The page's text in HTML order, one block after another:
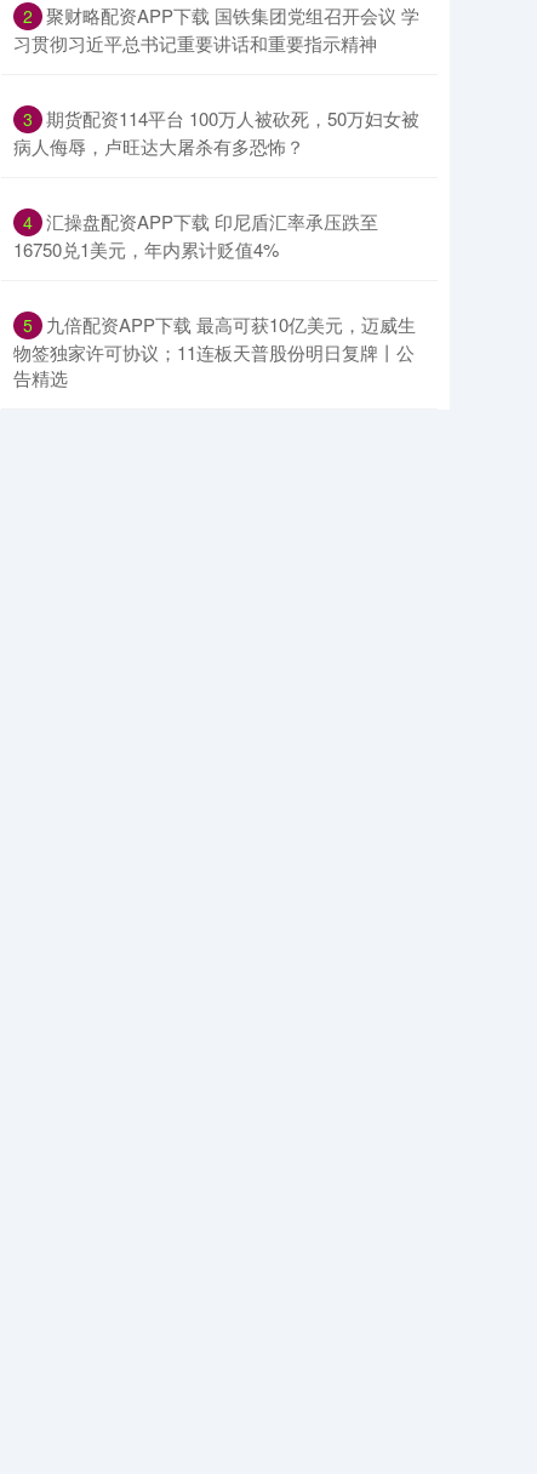
2 ​聚财略配资APP下载 国铁集团党组召开会议 学
习贯彻习近平总书记重要讲话和重要指示精神
3 ​期货配资114平台 100万人被砍死，50万妇女被
病人侮辱，卢旺达大屠杀有多恐怖？
4 ​汇操盘配资APP下载 印尼盾汇率承压跌至
16750兑1美元，年内累计贬值4%
5 ​九倍配资APP下载 最高可获10亿美元，迈威生
物签独家许可协议；11连板天普股份明日复牌丨公
告精选